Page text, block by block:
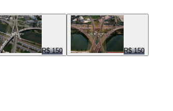
R$ 150 R$ 150